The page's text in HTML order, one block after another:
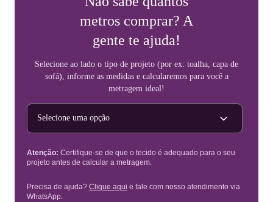
metros comprar? A
gente te ajuda!
Selecione ao lado o tipo de projeto (por ex: toalha, capa de
sofá), informe as medidas e calcularemos para você a
metragem ideal!
Tipo de projeto
Atenção: Certifique-se de que o tecido é adequado para o seu
projeto antes de calcular a metragem.
Precisa de ajuda? Clique aqui e fale com nosso atendimento via
WhatsApp.